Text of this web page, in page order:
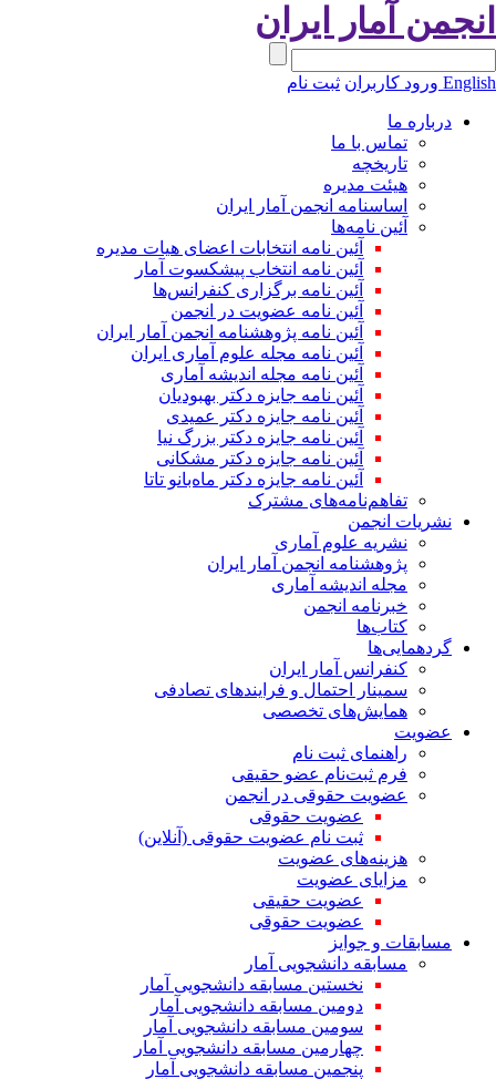
آمار ایران
ورود کاربران ثبت نام
درباره ما
تماس با ما
تاریخچه
هیئت مدیره
اساسنامه انجمن آمار ایران
آئین نامه‌ها
آئین نامه انتخابات اعضای هیات مدیره
آئین نامه انتخاب پیشکسوت آمار
آئین نامه برگزاری کنفرانس‌ها
آئین نامه عضویت در انجمن
آئین نامه پژوهشنامه انجمن آمار ایران
آئین نامه مجله علوم آماری ایران
آئین نامه مجله اندیشه آماری
آئین‌ نامه جایزه دکتر بهبودیان
آئین نامه جایزه دکتر عمیدی
آئین نامه جایزه دکتر بزرگ نیا
آئین نامه جایزه دکتر مشکانی
آئین نامه جایزه دکتر ماه‌بانو تاتا
تفاهم‌نامه‌های مشترک
نشریات انجمن
نشریه علوم آماری
پژوهشنامه انجمن آمار ایران
مجله اندیشه آماری
خبرنامه انجمن
کتاب‌ها
گردهمایی‌ها
کنفرانس آمار ایران
سمینار احتمال و فرایندهای تصادفی
همایش‌های تخصصی
عضویت
راهنمای ثبت نام
فرم ثبت‌نام عضو حقیقی
عضویت حقوقی در انجمن
عضویت حقوقی
ثبت نام عضویت حقوقی (آنلاین)
هزینه‌های عضویت
مزایای عضویت
عضویت حقیقی
عضویت حقوقی
مسابقات و جوایز
مسابقه دانشجویی آمار
نخستین مسابقه دانشجویی آمار
دومین مسابقه دانشجویی آمار
سومین مسابقه دانشجویی آمار
چهارمین مسابقه دانشجویی آمار
پنجمین مسابقه دانشجویی آمار